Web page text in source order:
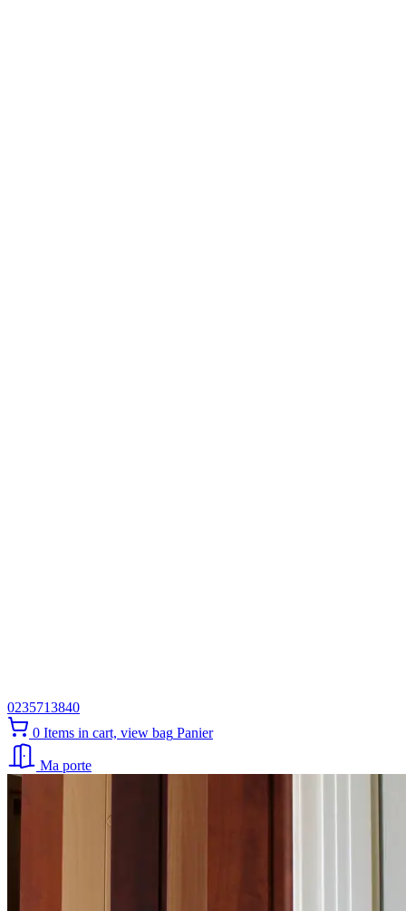
0235713840
0 Items in cart, view bag Panier
Ma porte